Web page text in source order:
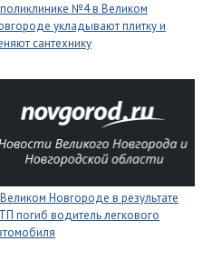
№4 в Великом
укладывают плитку и
сантехнику
Новгороде в результате
погиб водитель легкового